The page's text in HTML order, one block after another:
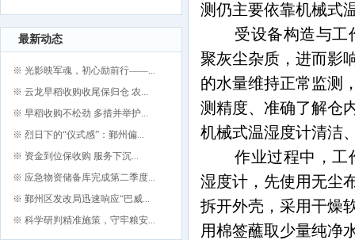
最新动态
※ 光影映军魂，初心励前行——...
※ 云龙早稻收购收尾保归仓 农...
※ 早稻收购不松劲 多措并举护...
※ 烈日下的“仪式感”：鄞州偏...
※ 资金到位保收购 服务下沉...
※ 应急物资储备库完成第二季度...
※ 鄞州区发改局迅速响应“巴威...
※ 科学研判精准施策，守牢粮安...
测仍主要依靠机械式
受设备构造与工
聚灰尘杂质，进而影
的水量维持正常监测
测精度、准确了解仓
机械式温湿度计清洁
作业过程中，工
湿度计，先使用无尘
拆开外壳，采用干燥
用棉签蘸取少量纯净